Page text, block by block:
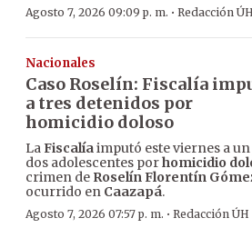
Agosto 7, 2026 09:09 p. m. · Redacción ÚH
Nacionales
Caso Roselín: Fiscalía
a tres detenidos por
homicidio doloso
LaFiscalíaimputó este viernes a un
dos adolescentes porhomicidio
crimen de Roselín Florentín
ocurrido en Caazapá.
Agosto 7, 2026 07:57 p. m. · Redacción ÚH